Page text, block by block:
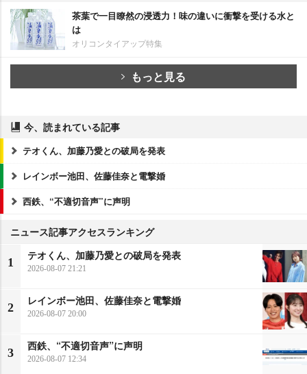
茶葉で一目瞭然の浸透力！味の違いに衝撃を受ける水と
は
オリコンタイアップ特集
もっと見る
今、読まれている記事
テオくん、加藤乃愛との破局を発表
レインボー池田、佐藤佳奈と電撃婚
西鉄、“不適切音声”に声明
ニュース記事アクセスランキング
1
テオくん、加藤乃愛との破局を発表
2026-08-07 21:21
2
レインボー池田、佐藤佳奈と電撃婚
2026-08-07 20:00
3
西鉄、“不適切音声”に声明
2026-08-07 12:34